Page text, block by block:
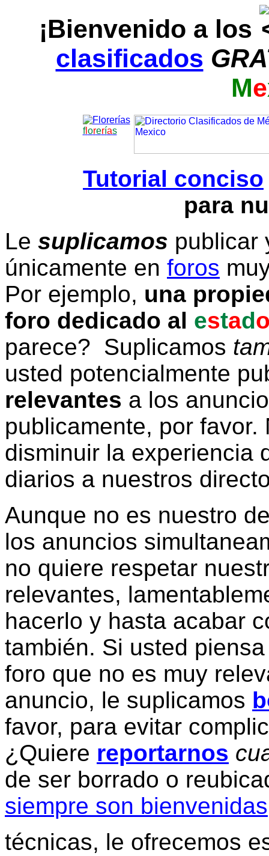
¡Bienvenido a los
clasificados
Me
florerías
Tutorial conciso
para
Le suplicamos publicar
únicamente en foros
Por ejemplo, una
foro dedicado al estad
parece? Suplicamos
usted potencialmente
relevantes a los
publicamente, por
disminuir la experiencia
diarios a nuestros
Aunque no es nuestro
los anuncios
no quiere respetar
relevantes,
hacerlo y hasta acabar
también. Si usted
foro que no es muy
anuncio, le suplicamos
favor, para evitar
¿Quiere reportarnos
de ser borrado o
siempre son bienvenidas
técnicas, le ofrecemos